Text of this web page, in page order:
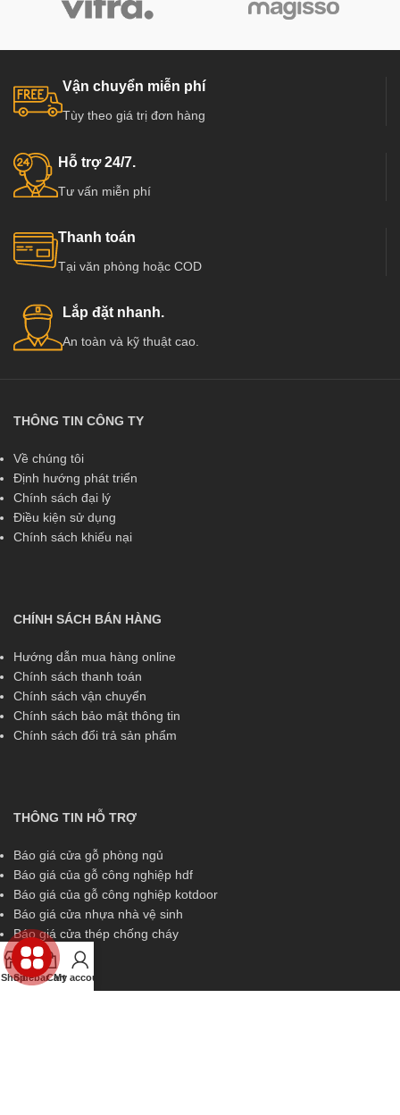
Vận chuyển miễn phí
Tùy theo giá trị đơn hàng
Hỗ trợ 24/7.
Tư vấn miễn phí
Thanh toán
Tại văn phòng hoặc COD
Lắp đặt nhanh.
An toàn và kỹ thuật cao.
THÔNG TIN CÔNG TY
Về chúng tôi
Định hướng phát triển
Chính sách đại lý
Điều kiện sử dụng
Chính sách khiếu nại
CHÍNH SÁCH BÁN HÀNG
Hướng dẫn mua hàng online
Chính sách thanh toán
Chính sách vận chuyển
Chính sách bảo mật thông tin
Chính sách đổi trả sản phẩm
THÔNG TIN HỖ TRỢ
Báo giá cửa gỗ phòng ngủ
Báo giá của gỗ công nghiệp hdf
Báo giá của gỗ công nghiệp kotdoor
Báo giá cửa nhựa nhà vệ sinh
Báo giá cửa thép chống cháy
ShopSidebarCart
My account